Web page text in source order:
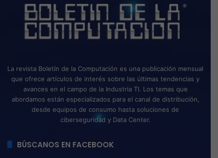
La revista Boletín de la Computación es una publicación mensual
que ofrece artículos de interés sobre las últimas tendencias y
avances en el campo de la Industria TI. Los temas que
abordamos están especializados para el canal de distribución,
desde equipos de consumo hasta soluciones de
ciberseguridad y Data Center.
BÚSCANOS EN FACEBOOK